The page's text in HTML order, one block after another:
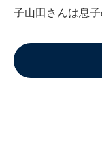
子山田さんは息